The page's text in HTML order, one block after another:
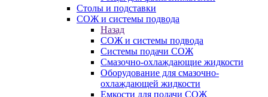
Столы и подставки
СОЖ и системы подвода
Назад
СОЖ и системы подвода
Системы подачи СОЖ
Смазочно-охлаждающие жидкости
Оборудование для смазочно-
охлаждающей жидкости
Емкости для подачи СОЖ